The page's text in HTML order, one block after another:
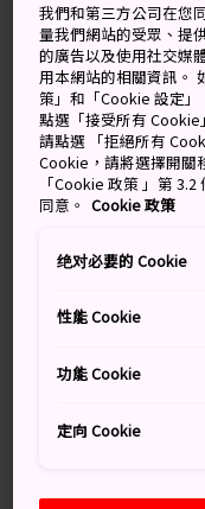
取得轉乘資訊
關鍵字 地圖
充滿誘人
原始活力的
滿了販售新鮮漁獲
泡菜的強烈氣味，
我們和第三方公司在您
量我們網站的受眾、提
的廣告以及使用社交媒
用本網站的相關資訊。
策」和「Cookie 設定
點選「接受所有
請點選 「拒絕所有
Cookie，請將選擇開關
「Cookie 政策 」第
同意。 Cookie 政策
绝对必要的 Cookie
性能 Cookie
功能 Cookie
定向 Cookie